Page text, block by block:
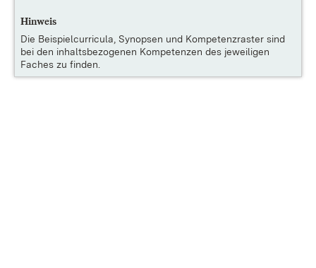
Hinweis
Die Beispielcurricula, Synopsen und Kompetenzraster sind
bei den inhaltsbezogenen Kompetenzen des jeweiligen
Faches zu finden.